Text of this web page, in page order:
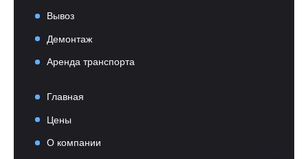
Вывоз
Демонтаж
Аренда транспорта
Главная
Цены
О компании